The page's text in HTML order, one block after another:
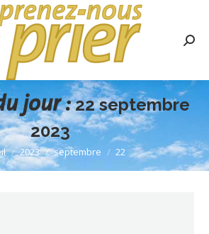
jour :22 septembre
2023
ici :
2023 septembre 22